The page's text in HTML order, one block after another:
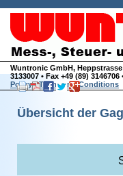
Wuntronic GmbH, Heppstrasse
3133007 • Fax +49 (89) 3146706
Policy•Terms and Conditions
Übersicht der